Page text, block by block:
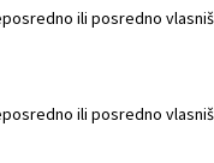
ili posredno
ili posredno